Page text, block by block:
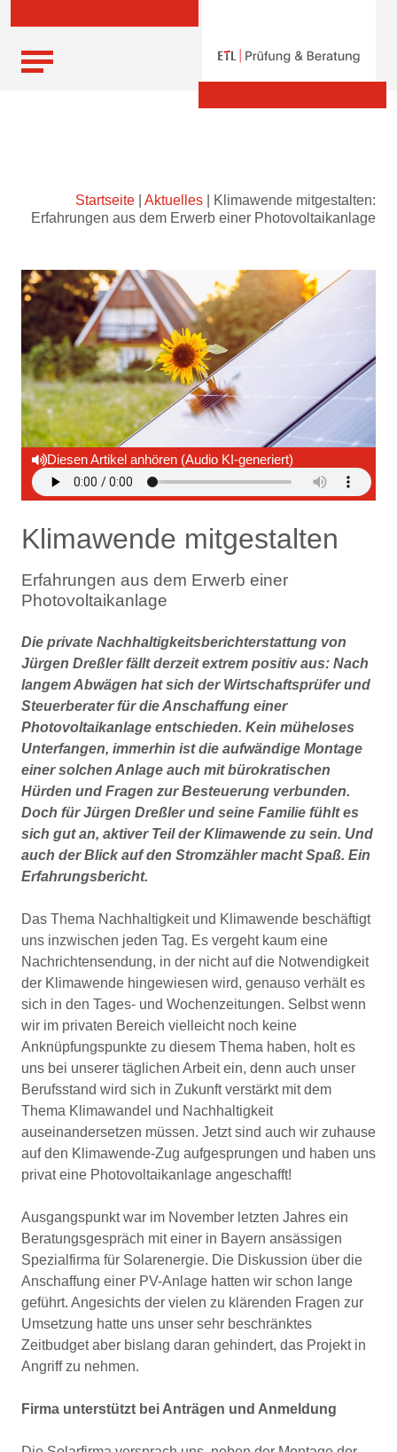
content
Startseite Aktuelles
Klimawende mitgestalten:
Erfahrungen aus dem Erwerb einer Photovoltaikanlage
Diesen Artikel anhören (Audio KI-generiert)
Klimawende mitgestalten
Erfahrungen aus dem Erwerb einer
Photovoltaikanlage
Die private Nachhaltigkeitsberichterstattung von
Jürgen Dreßler fällt derzeit extrem positiv aus: Nach
langem Abwägen hat sich der Wirtschaftsprüfer und
Steuerberater für die Anschaffung einer
Photovoltaikanlage entschieden. Kein müheloses
Unterfangen, immerhin ist die aufwändige Montage
einer solchen Anlage auch mit bürokratischen
Hürden und Fragen zur Besteuerung verbunden.
Doch für Jürgen Dreßler und seine Familie fühlt es
sich gut an, aktiver Teil der Klimawende zu sein. Und
auch der Blick auf den Stromzähler macht Spaß. Ein
Erfahrungsbericht.
Das Thema Nachhaltigkeit und Klimawende beschäftigt
uns inzwischen jeden Tag. Es vergeht kaum eine
Nachrichtensendung, in der nicht auf die Notwendigkeit
der Klimawende hingewiesen wird, genauso verhält es
sich in den Tages- und Wochenzeitungen. Selbst wenn
wir im privaten Bereich vielleicht noch keine
Anknüpfungspunkte zu diesem Thema haben, holt es
uns bei unserer täglichen Arbeit ein, denn auch unser
Berufsstand wird sich in Zukunft verstärkt mit dem
Thema Klimawandel und Nachhaltigkeit
auseinandersetzen müssen. Jetzt sind auch wir zuhause
auf den Klimawende-Zug aufgesprungen und haben uns
privat eine Photovoltaikanlage angeschafft!
Ausgangspunkt war im November letzten Jahres ein
Beratungsgespräch mit einer in Bayern ansässigen
Spezialfirma für Solarenergie. Die Diskussion über die
Anschaffung einer PV-Anlage hatten wir schon lange
geführt. Angesichts der vielen zu klärenden Fragen zur
Umsetzung hatte uns unser sehr beschränktes
Zeitbudget aber bislang daran gehindert, das Projekt in
Angriff zu nehmen.
Firma unterstützt bei Anträgen und Anmeldung